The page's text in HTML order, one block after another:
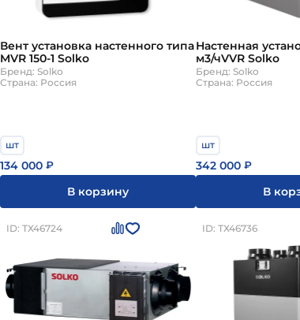
Вент установка настенного типа
MVR 150-1 Solko
Бренд: Solko
Страна: Россия
шт
134 000 ₽
В корзину
Настенная
м3/чVVR Solko
Бренд: Solko
Страна: Россия
шт
342 000 ₽
В
ID: ТХ46724 ID: ТХ46736